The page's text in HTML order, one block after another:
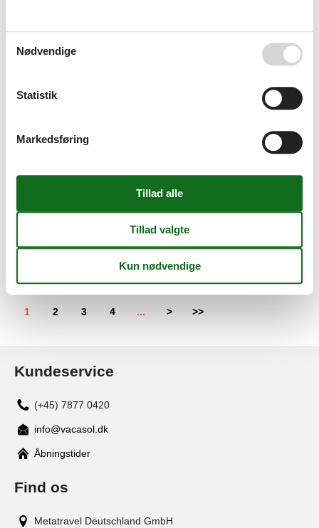
Sommerhus - 6 personer - 99130 - Kittilä
Emne nr.:
Sommerhus - 6 personer - 99150 - Kittilä
Emne nr.:319-FI1600.665.1
1 2 3 4 ... > >>
Kundeservice
(+45) 7877 0420
info@vacasol.dk
Åbningstider
Find os
Metatravel Deutschland GmbH
Nødvendige
Statistik
Markedsføring